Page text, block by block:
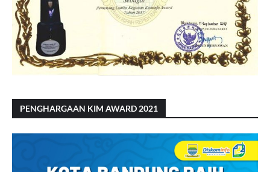
PENGHARGAAN KIM AWARD 2021